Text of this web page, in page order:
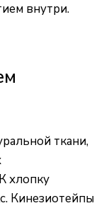
внутри.
ткани,
хлопку
Кинезиотейпы